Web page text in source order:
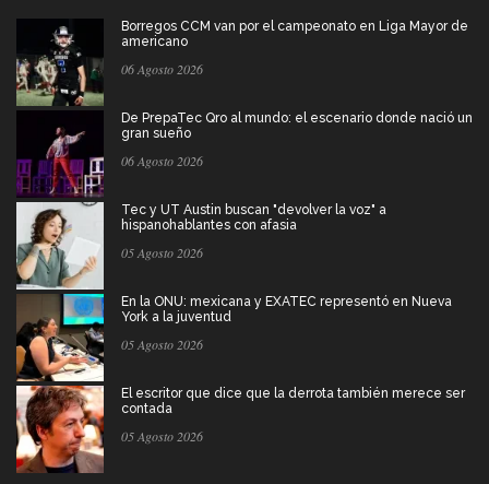
Borregos CCM van por el campeonato en Liga Mayor de
americano
06 Agosto 2026
De PrepaTec Qro al mundo: el escenario donde nació un
gran sueño
06 Agosto 2026
Tec y UT Austin buscan "devolver la voz" a
hispanohablantes con afasia
05 Agosto 2026
En la ONU: mexicana y EXATEC representó en Nueva
York a la juventud
05 Agosto 2026
El escritor que dice que la derrota también merece ser
contada
05 Agosto 2026